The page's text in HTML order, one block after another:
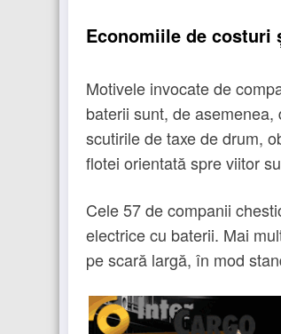
Economiile de costuri
Motivele invocate de
baterii sunt, de
scutirile de taxe de drum,
flotei orientată spre viitor
Cele 57 de companii
electrice cu baterii. Mai
pe scară largă, în mod